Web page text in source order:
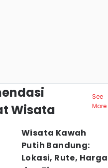
Wisata
See
More
Wisata Kawah
Putih Bandung:
Lokasi, Rute,